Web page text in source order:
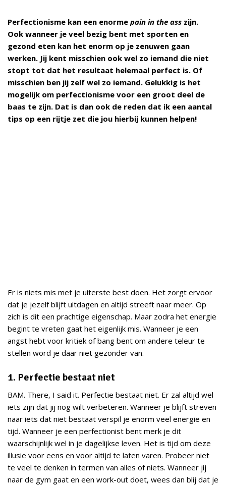
Perfectionisme kan een enorme pain in the ass zijn.
Ook wanneer je veel bezig bent met sporten en
gezond eten kan het enorm op je zenuwen gaan
werken. Jij kent misschien ook wel zo iemand die niet
stopt tot dat het resultaat helemaal perfect is. Of
misschien ben jij zelf wel zo iemand. Gelukkig is het
mogelijk om perfectionisme voor een groot deel de
baas te zijn. Dat is dan ook de reden dat ik een aantal
tips op een rijtje zet die jou hierbij kunnen helpen!
Er is niets mis met je uiterste best doen. Het zorgt ervoor
dat je jezelf blijft uitdagen en altijd streeft naar meer. Op
zich is dit een prachtige eigenschap. Maar zodra het energie
begint te vreten gaat het eigenlijk mis. Wanneer je een
angst hebt voor kritiek of bang bent om andere teleur te
stellen word je daar niet gezonder van.
1. Perfectie bestaat niet
BAM. There, I said it. Perfectie bestaat niet. Er zal altijd wel
iets zijn dat jij nog wilt verbeteren. Wanneer je blijft streven
naar iets dat niet bestaat verspil je enorm veel energie en
tijd. Wanneer je een perfectionist bent merk je dit
waarschijnlijk wel in je dagelijkse leven. Het is tijd om deze
illusie voor eens en voor altijd te laten varen. Probeer niet
te veel te denken in termen van alles of niets. Wanneer jij
naar de gym gaat en een work-out doet, wees dan blij dat je